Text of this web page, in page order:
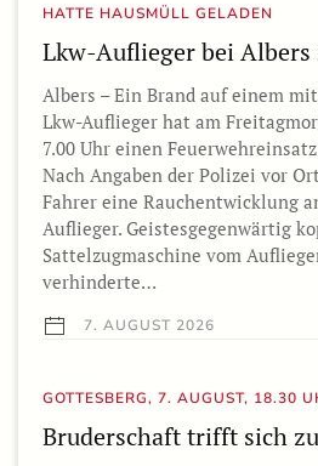
HATTE HAUSMÜLL GELADEN
Lkw-Auflieger bei
Albers – Ein Brand auf einem
Lkw-Auflieger hat am
7.00 Uhr einen
Nach Angaben der Polizei vor
Fahrer eine Rauchentwicklung
Auflieger. Geistesgegenwärtig
Sattelzugmaschine vom
verhinderte…
7. AUGUST 2026
GOTTESBERG, 7. AUGUST, 18.30
Bruderschaft trifft sich